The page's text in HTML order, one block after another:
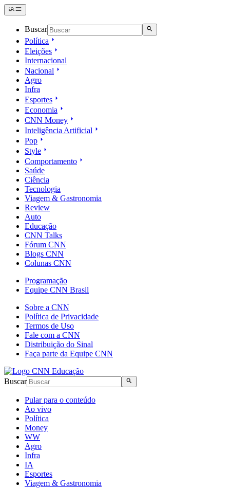
Buscar
Política
Eleições
Internacional
Nacional
Agro
Infra
Esportes
Economia
CNN Money
Inteligência Artificial
Pop
Style
Comportamento
Saúde
Ciência
Tecnologia
Viagem & Gastronomia
Review
Auto
Educação
CNN Talks
Fórum CNN
Blogs CNN
Colunas CNN
Programação
Equipe CNN Brasil
Sobre a CNN
Política de Privacidade
Termos de Uso
Fale com a CNN
Distribuição do Sinal
Faça parte da Equipe CNN
Buscar
Pular para o conteúdo
Ao vivo
Política
Money
WW
Agro
Infra
IA
Esportes
Viagem & Gastronomia